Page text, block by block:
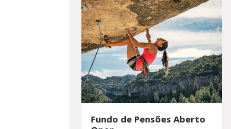
Fundo de Pensões Aberto